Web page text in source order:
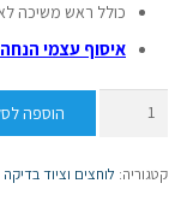
כולל ראש משיכה
איסוף עצמי
כמות
משיכה
הוספה
קטגוריה: לוחצים וציוד בדיקה